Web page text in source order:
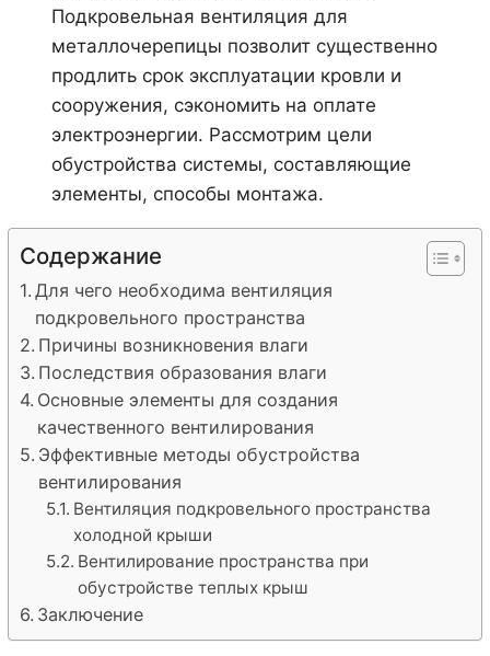
Подкровельная вентиляция для
металлочерепицы позволит существенно
продлить срок эксплуатации кровли и
сооружения, сэкономить на оплате
электроэнергии. Рассмотрим цели
обустройства системы, составляющие
элементы, способы монтажа.
Содержание
Для чего необходима вентиляция
подкровельного пространства
Причины возникновения влаги
Последствия образования влаги
Основные элементы для создания
качественного вентилирования
Эффективные методы обустройства
вентилирования
Вентиляция подкровельного пространства
холодной крыши
Вентилирование пространства при
обустройстве теплых крыш
Заключение